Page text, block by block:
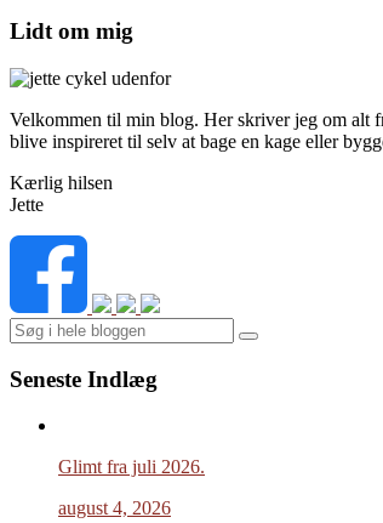
Lidt om mig
Velkommen til min blog. Her skriver jeg om alt
blive inspireret til selv at bage en kage eller
Kærlig hilsen
Jette
Search
Seneste Indlæg
Glimt fra juli 2026.
august 4, 2026